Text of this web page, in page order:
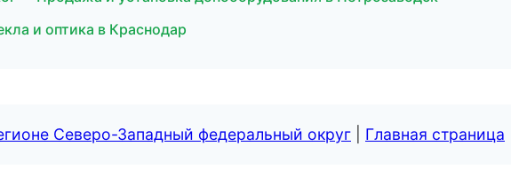
и оптика в Краснодар
Северо-Западный федеральный округ Главная страница